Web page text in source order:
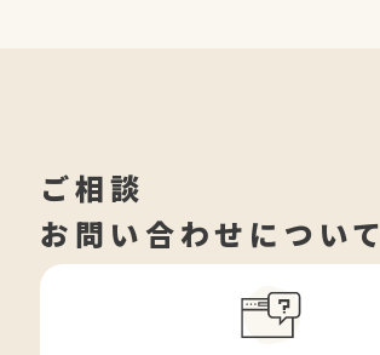
ご相談
お問い合わせについて